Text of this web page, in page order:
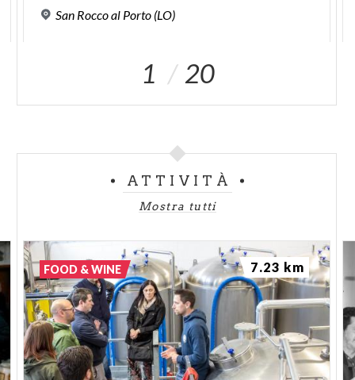
San Roccoal Porto (LO)
1 20
ATTIVITÀ
Mostra tutti
FOOD & WINE 7.23 km